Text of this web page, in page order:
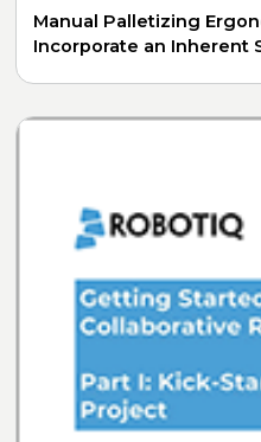
Manual Palletizing
Incorporate an Inherent